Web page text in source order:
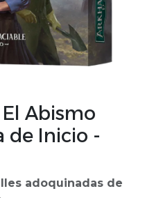
Abismo
de Inicio -
adoquinadas de